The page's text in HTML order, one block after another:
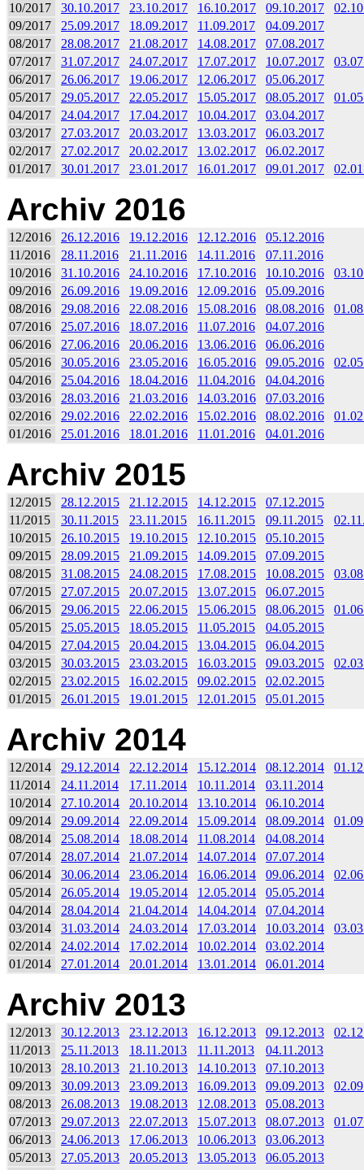
10/2017
30.10.2017 23.10.2017 16.10.2017 09.10.2017
09/2017
25.09.2017 18.09.2017 11.09.2017
04.09.2017
08/2017
28.08.2017 21.08.2017 14.08.2017
07.08.2017
07/2017
31.07.2017 24.07.2017 17.07.2017 10.07.2017
06/2017
26.06.2017 19.06.2017 12.06.2017
05.06.2017
05/2017
29.05.2017 22.05.2017 15.05.2017 08.05.2017
04/2017
24.04.2017 17.04.2017 10.04.2017
03.04.2017
03/2017
27.03.2017 20.03.2017 13.03.2017
06.03.2017
02/2017
27.02.2017 20.02.2017 13.02.2017
06.02.2017
01/2017
30.01.2017 23.01.2017 16.01.2017 09.01.2017
Archiv 2016
12/2016 26.12.2016 19.12.2016 12.12.2016
05.12.2016
11/2016
28.11.2016 21.11.2016 14.11.2016
07.11.2016
10/2016
31.10.2016 24.10.2016 17.10.2016 10.10.2016
09/2016
26.09.2016 19.09.2016 12.09.2016
05.09.2016
08/2016
29.08.2016 22.08.2016 15.08.2016 08.08.2016
07/2016
25.07.2016 18.07.2016 11.07.2016
04.07.2016
06/2016
27.06.2016 20.06.2016 13.06.2016
06.06.2016
05/2016
30.05.2016 23.05.2016 16.05.2016 09.05.2016
04/2016
25.04.2016 18.04.2016 11.04.2016
04.04.2016
03/2016
28.03.2016 21.03.2016 14.03.2016
07.03.2016
02/2016
29.02.2016 22.02.2016 15.02.2016 08.02.2016
01/2016
25.01.2016 18.01.2016 11.01.2016 04.01.2016
Archiv 2015
12/2015 28.12.2015 21.12.2015 14.12.2015
07.12.2015
11/2015
30.11.2015 23.11.2015 16.11.2015 09.11.2015
10/2015
26.10.2015 19.10.2015 12.10.2015
05.10.2015
09/2015
28.09.2015 21.09.2015 14.09.2015
07.09.2015
08/2015
31.08.2015 24.08.2015 17.08.2015 10.08.2015
07/2015
27.07.2015 20.07.2015 13.07.2015
06.07.2015
06/2015
29.06.2015 22.06.2015 15.06.2015 08.06.2015
05/2015
25.05.2015 18.05.2015 11.05.2015
04.05.2015
04/2015
27.04.2015 20.04.2015 13.04.2015
06.04.2015
03/2015
30.03.2015 23.03.2015 16.03.2015 09.03.2015
02/2015
23.02.2015 16.02.2015 09.02.2015
02.02.2015
01/2015
26.01.2015 19.01.2015 12.01.2015 05.01.2015
Archiv 2014
12/2014 29.12.2014 22.12.2014 15.12.2014 08.12.2014
11/2014
24.11.2014 17.11.2014 10.11.2014
03.11.2014
10/2014
27.10.2014 20.10.2014 13.10.2014
06.10.2014
09/2014
29.09.2014 22.09.2014 15.09.2014 08.09.2014
08/2014
25.08.2014 18.08.2014 11.08.2014
04.08.2014
07/2014
28.07.2014 21.07.2014 14.07.2014
07.07.2014
06/2014
30.06.2014 23.06.2014 16.06.2014 09.06.2014
05/2014
26.05.2014 19.05.2014 12.05.2014
05.05.2014
04/2014
28.04.2014 21.04.2014 14.04.2014
07.04.2014
03/2014
31.03.2014 24.03.2014 17.03.2014 10.03.2014
02/2014
24.02.2014 17.02.2014 10.02.2014
03.02.2014
01/2014
27.01.2014 20.01.2014 13.01.2014 06.01.2014
Archiv 2013
12/2013 30.12.2013 23.12.2013 16.12.2013 09.12.2013
11/2013
25.11.2013 18.11.2013 11.11.2013
04.11.2013
10/2013
28.10.2013 21.10.2013 14.10.2013
07.10.2013
09/2013
30.09.2013 23.09.2013 16.09.2013 09.09.2013
08/2013
26.08.2013 19.08.2013 12.08.2013
05.08.2013
07/2013
29.07.2013 22.07.2013 15.07.2013 08.07.2013
06/2013
24.06.2013 17.06.2013 10.06.2013
03.06.2013
05/2013
27.05.2013 20.05.2013 13.05.2013
06.05.2013